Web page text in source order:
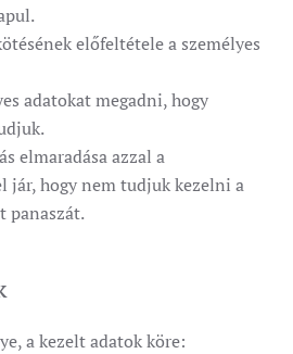
előfeltétele a személyes
adatokat megadni, hogy
elmaradása azzal a
jár, hogy nem tudjuk kezelni a
panaszát.
a kezelt adatok köre: